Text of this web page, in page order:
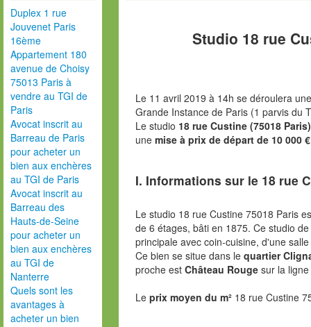
Duplex 1 rue
Jouvenet Paris
16ème
Appartement 180
avenue de Choisy
75013 Paris à
vendre au TGI de
Paris
Avocat inscrit au
Barreau de Paris
pour acheter un
bien aux enchères
au TGI de Paris
Avocat inscrit au
Barreau des
Hauts-de-Seine
pour acheter un
bien aux enchères
au TGI de
Nanterre
Quels sont les
avantages à
acheter un bien
Studio 18 rue
Le 11 avril 2019 à 14h se déroulera
Grande Instance de Paris (1 parvis du
Le studio 18 rue Custine (75018
unemise à prix de départ de 10 000 €
I. Informations sur le 18 rue
Le studio 18 rue Custine 75018 Paris
de 6 étages, bâti en 1875. Ce studio de
principale avec coin-cuisine, d'une
Ce bien se situe dans le quartier
proche est Château Rouge sur la
Le prix moyen du m² 18 rue Custine